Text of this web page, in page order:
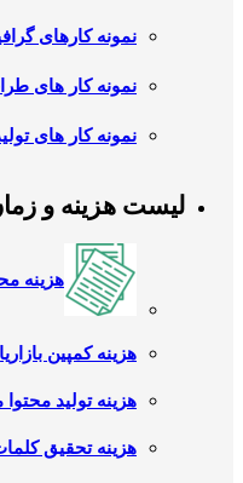
نمونه کارهای
نمونه کار های
نمونه کار های
لیست هزینه و
هزینه
هزینه کمپین
هزینه تولید محتوا
هزینه تحقیق